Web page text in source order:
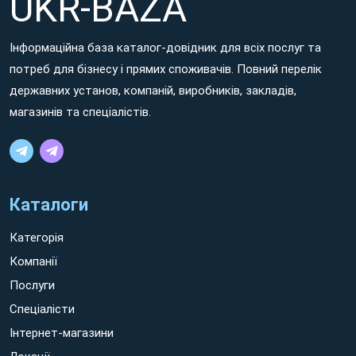
Інформаційна база каталог-довідник для всіх послуг та
потреб для бізнесу і прямих споживачів. Повний перелік
державних установ, компаній, виробників, закладів,
магазинів та спеціалістів.
Каталоги
Категорія
Компанії
Послуги
Спеціалісти
Інтернет-магазини